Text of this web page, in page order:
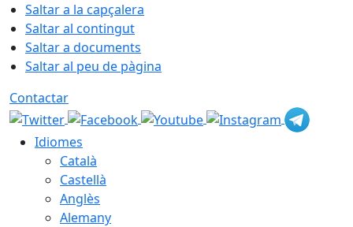
Saltar a la capçalera
Saltar al contingut
Saltar a documents
Saltar al peu de pàgina
Contactar
Idiomes
Català
Castellà
Anglès
Alemany